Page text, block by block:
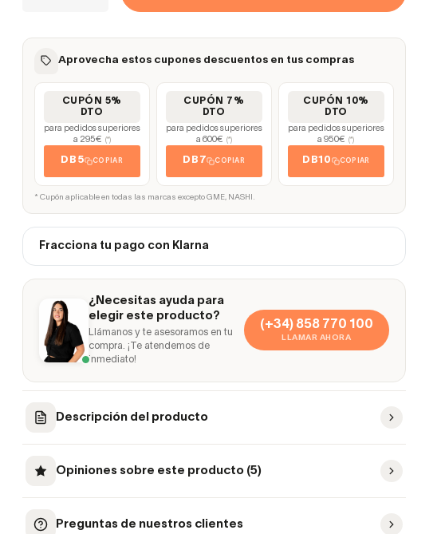
Aprovecha estos cupones descuentos en tus compras
CUPÓN 5%
DTO
para pedidos superiores
a 295€
(*)
DB5 COPIAR
CUPÓN 7%
DTO
para pedidos superiores
a 600€
(*)
DB7 COPIAR
CUPÓN 10%
DTO
para pedidos superiores
a 950€
(*)
DB10 COPIAR
* Cupón aplicable en todas las marcas excepto GME, NASHI.
Fracciona tu pago con Klarna
¿Necesitas ayuda para
elegir este producto?
Llámanos y te asesoramos en tu
compra. ¡Te atendemos de
inmediato!
(+34) 858 770 100
LLAMAR AHORA
Descripción del producto
Opiniones sobre este producto (5)
Preguntas de nuestros clientes